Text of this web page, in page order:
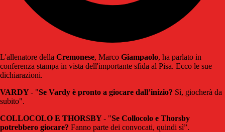
L'allenatore della Cremonese, Marco Giampaolo, ha parlato in
conferenza stampa in vista dell'importante sfida al Pisa. Ecco le sue
dichiarazioni.
VARDY- "Se Vardy è pronto a giocare dall’inizio? Sì, giocherà da
subito".
COLLOCOLO E THORSBY- "Se Collocolo e Thorsby
potrebbero giocare? Fanno parte dei convocati, quindi sì”.